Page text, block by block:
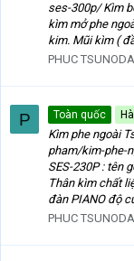
ses-300p/ Kìm
kìm mở phe
kim. Mũi kìm (
PHUC TSUNODA
P Toàn quốc
Kìm phe ngoài
pham/kim-phe-
SES-230P : tên
Thân kìm chất
đàn PIANO độ
PHUC TSUNODA